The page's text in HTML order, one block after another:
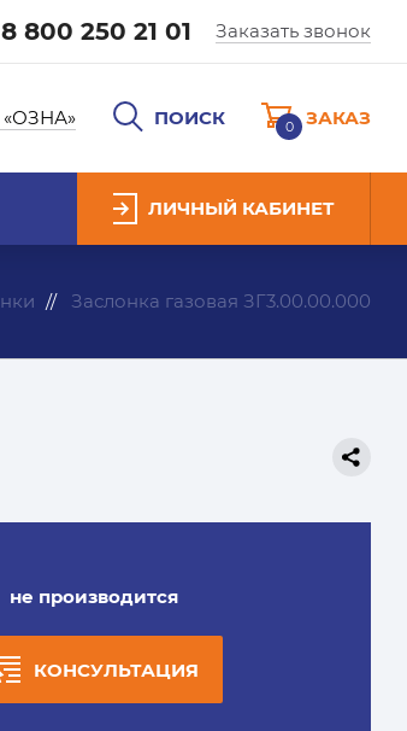
8 800 250 21 01 Заказать звонок
ПОИСК 0 ЗАКАЗ
ЛИЧНЫЙ КАБИНЕТ
Заслонка газовая ЗГ3.00.00.000
не производится
КОНСУЛЬТАЦИЯ